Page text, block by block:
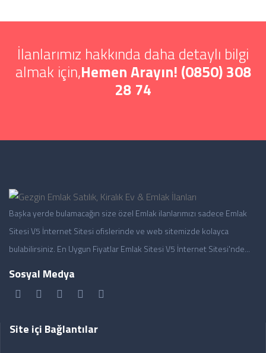
İlanlarımız hakkında daha detaylı bilgi
almak için,Hemen Arayın! (0850) 308
28 74
Başka yerde bulamacağın size özel Emlak ilanlarımızı sadece Emlak
Sitesi V5 İnternet Sitesi ofislerinde ve web sitemizde kolayca
bulabilirsiniz. En Uygun Fiyatlar Emlak Sitesi V5 İnternet Sitesi'nde...
Sosyal Medya
Site içi Bağlantılar